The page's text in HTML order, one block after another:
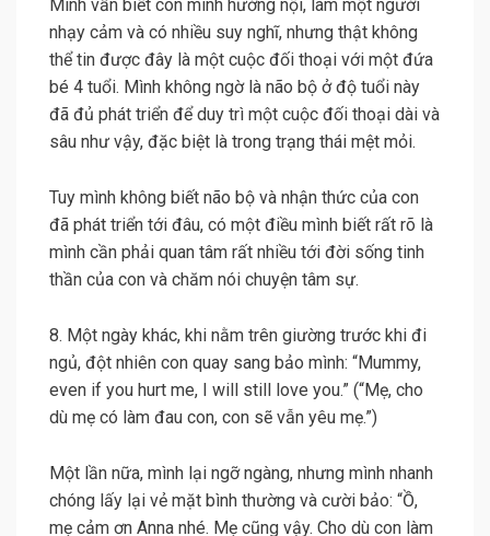
Mình vẫn biết con mình hướng nội, làm một người
nhạy cảm và có nhiều suy nghĩ, nhưng thật không
thể tin được đây là một cuộc đối thoại với một đứa
bé 4 tuổi. Mình không ngờ là não bộ ở độ tuổi này
đã đủ phát triển để duy trì một cuộc đối thoại dài và
sâu như vậy, đặc biệt là trong trạng thái mệt mỏi.
Tuy mình không biết não bộ và nhận thức của con
đã phát triển tới đâu, có một điều mình biết rất rõ là
mình cần phải quan tâm rất nhiều tới đời sống tinh
thần của con và chăm nói chuyện tâm sự.
8. Một ngày khác, khi nằm trên giường trước khi đi
ngủ, đột nhiên con quay sang bảo mình: “Mummy,
even if you hurt me, I will still love you.” (“Mẹ, cho
dù mẹ có làm đau con, con sẽ vẫn yêu mẹ.”)
Một lần nữa, mình lại ngỡ ngàng, nhưng mình nhanh
chóng lấy lại vẻ mặt bình thường và cười bảo: “Ồ,
mẹ cảm ơn Anna nhé. Mẹ cũng vậy. Cho dù con làm